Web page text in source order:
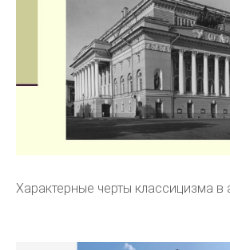
Характерные черты классицизма в